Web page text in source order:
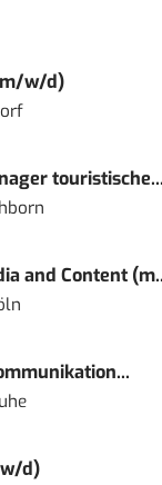
w/d)
touristische...
and Content
d)